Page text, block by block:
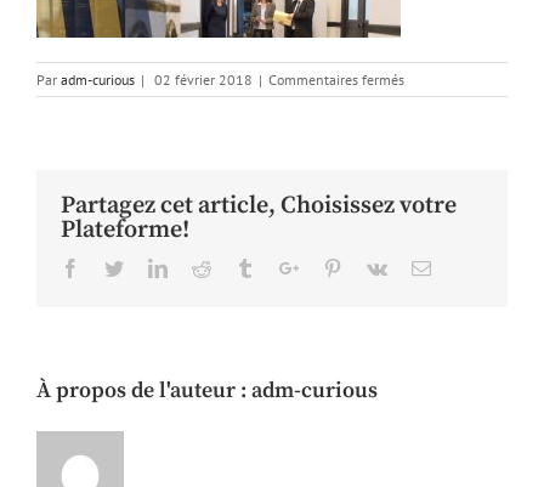
Par adm-curious | 02 février 2018 | Commentaires ferméssur
Cabinet
Partagez cet article, Choisissez votre
Plateforme!
Facebook
TwitterLinkedinReddit TumblrGoogle+Pinterest
Vk Email
À propos de l'auteur : adm-curious